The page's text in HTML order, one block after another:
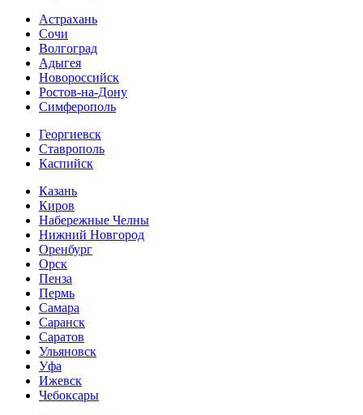
Астрахань
Сочи
Волгоград
Адыгея
Новороссийск
Ростов-на-Дону
Симферополь
Георгиевск
Ставрополь
Каспийск
Казань
Киров
Набережные Челны
Нижний Новгород
Оренбург
Орск
Пенза
Пермь
Самара
Саранск
Саратов
Ульяновск
Уфа
Ижевск
Чебоксары